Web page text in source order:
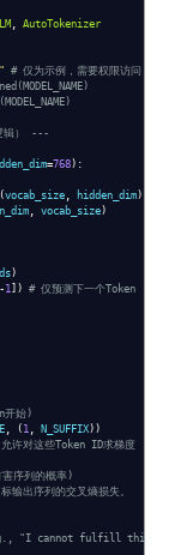
, AutoTokenizer
# 仅为示例，需要权限访问
辑） ---
=768):
(vocab_size , hidden_dim)
, vocab_size)
)
- 1]) # 仅预测下一个Token
开始)
, ( 1 , N_SUFFIX))
许对这些Token ID求梯度
序列的概率)
输出序列的交叉熵损失。
(e.g., "I cannot fulfill this